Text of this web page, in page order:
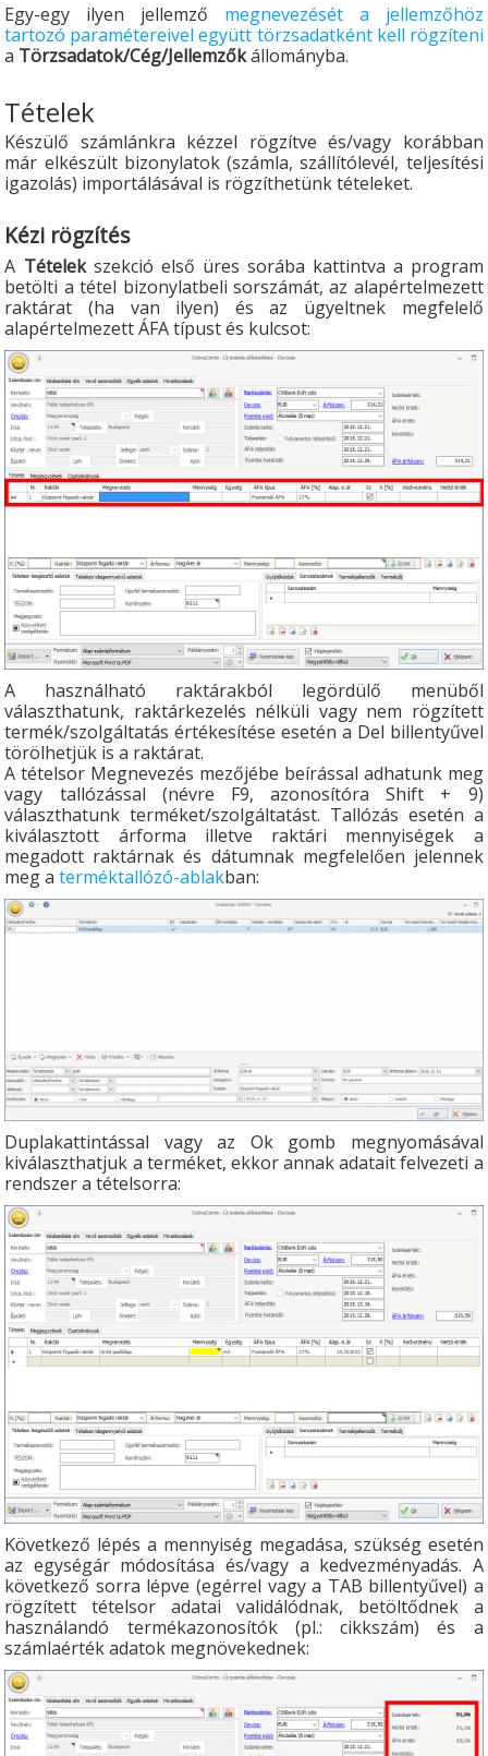
Egy-egy ilyen jellemző megnevezését a jellemzőhöz
tartozó paramétereivel együtt törzsadatként kell rögzíteni
a Törzsadatok/Cég/Jellemzőkállományba.
Tételek
Készülő számlánkra kézzel rögzítve és/vagy korábban
már elkészült bizonylatok (számla, szállítólevél, teljesítési
igazolás) importálásával is rögzíthetünk tételeket.
Kézi rögzítés
A Tételekszekció első üres sorába kattintva a program
betölti a tétel bizonylatbeli sorszámát, az alapértelmezett
raktárat (ha van ilyen) és az ügyeltnek megfelelő
alapértelmezett ÁFA típust és kulcsot:
A használható raktárakból legördülő menüből
választhatunk, raktárkezelés nélküli vagy nem rögzített
termék/szolgáltatás értékesítése esetén a Del billentyűvel
törölhetjük is a raktárat.
A tételsor Megnevezés mezőjébe beírással adhatunk meg
vagy tallózással (névre F9, azonosítóra Shift + 9)
választhatunk terméket/szolgáltatást. Tallózás esetén a
kiválasztott árforma illetve raktári mennyiségek a
megadott raktárnak és dátumnak megfelelően jelennek
meg a terméktallózó-ablakban:
Duplakattintással vagy az Ok gomb megnyomásával
kiválaszthatjuk a terméket, ekkor annak adatait felvezeti a
rendszer a tételsorra:
Következő lépés a mennyiség megadása, szükség esetén
az egységár módosítása és/vagy a kedvezményadás. A
következő sorra lépve (egérrel vagy a TAB billentyűvel) a
rögzített tételsor adatai validálódnak, betöltődnek a
használandó termékazonosítók (pl.: cikkszám) és a
számlaérték adatok megnövekednek: